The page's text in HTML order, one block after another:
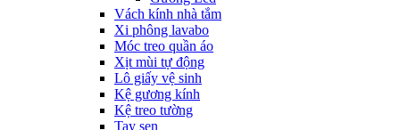
Vách kính nhà tắm
Xi phông lavabo
Móc treo quần áo
Xịt mùi tự động
Lô giấy vệ sinh
Kệ gương kính
Kệ treo tường
Tay sen